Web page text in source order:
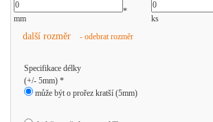
mm
*
ks
další rozměr - odebrat rozměr
Specifikace délky
(+/- 5mm) *
může být o prořez kratší (5mm)